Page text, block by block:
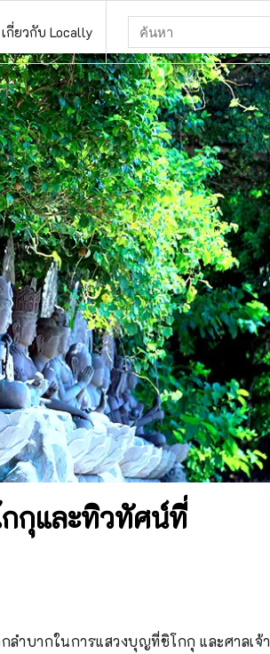
เกี่ยวกับ Locally
กุและทิวทัศน์ที่
ลำบากในการแสวงบุญที่ชิโกกุ และศาลเจ้า